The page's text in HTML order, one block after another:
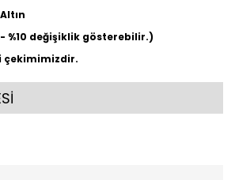
%10 değişiklik gösterebilir.)
çekimimizdir.